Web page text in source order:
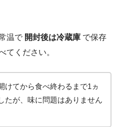
温で 開封後は冷蔵庫 で保存
てください。
けてから食べ終わるまで1ヵ
たが、味に問題はありません